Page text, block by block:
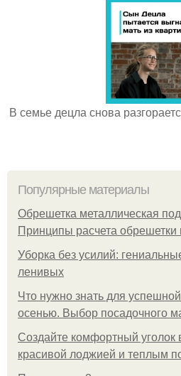
В семье децла снова
Популярные материалы
Обрешетка металлическая
Принципы расчета
Уборка без усилий:
ленивых
Что нужно знать для
осенью. Выбор посадочного
Создайте комфортный уголок
красивой лоджией и теплым